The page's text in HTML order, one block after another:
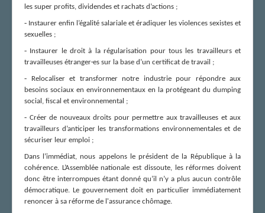
les super profits, dividendes et rachats d’actions ;
- Instaurer enfin l’égalité salariale et éradiquer les violences sexistes et
sexuelles ;
- Instaurer le droit à la régularisation pour tous les travailleurs et
travailleuses étranger·es sur la base d’un certificat de travail ;
-
Relocaliser et transformer notre industrie pour répondre aux
besoins sociaux en environnementaux en la protégeant du dumping
social, fiscal et environnemental ;
- Créer de nouveaux droits pour permettre aux travailleuses et aux
travailleurs d’anticiper les transformations environnementales et de
sécuriser leur emploi ;
Dans l’immédiat, nous appelons le président de la République à la
cohérence. L’Assemblée nationale est dissoute, les réformes doivent
donc être interrompues étant donné qu’il n’y a plus aucun contrôle
démocratique. Le gouvernement doit en particulier immédiatement
renoncer à sa réforme de l'assurance chômage.